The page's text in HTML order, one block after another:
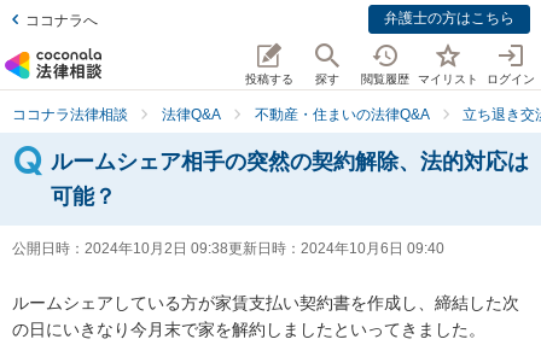
ココナラへ 弁護士の方はこちら
投稿する 探す 閲覧履歴 マイリスト ログイン
ココナラ法律相談 法律Q&A 不動産・住まいの法律Q&A 立ち退き交
ルームシェア相手の突然の契約解除、法的対応は
可能？
公開日時： 2024年10月2日 09:38更新日時： 2024年10月6日 09:40
ルームシェアしている方が家賃支払い契約書を作成し、締結した次
の日にいきなり今月末で家を解約しましたといってきました。